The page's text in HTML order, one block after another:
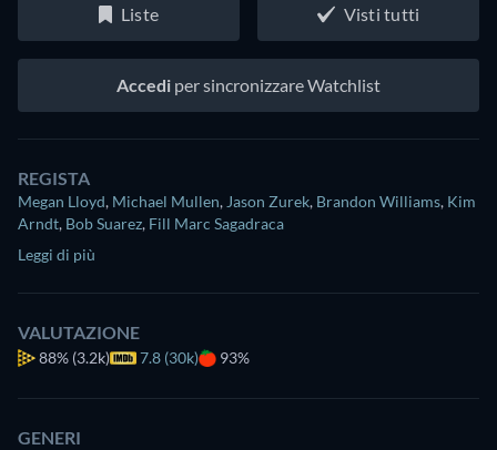
Liste Visti tutti
Accedi per sincronizzare Watchlist
REGISTA
Megan Lloyd, Michael Mullen, Jason Zurek, Brandon Williams, Kim
Arndt, Bob Suarez, Fill Marc Sagadraca
Leggi di più
VALUTAZIONE
88% (3.2k) 7.8 (30k) 93%
GENERI